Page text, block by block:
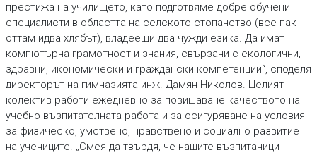
престижа на училището, като подготвяме добре обучени
специалисти в областта на селското стопанство (все пак
оттам идва хлябът), владеещи два чужди езика. Да имат
компютърна грамотност и знания, свързани с екологични,
здравни, икономически и граждански компетенции“, споделя
директорът на гимназията инж. Дамян Николов. Целият
колектив работи ежедневно за повишаване качеството на
учебно-възпитателната работа и за осигуряване на условия
за физическо, умствено, нравствено и социално развитие
на учениците. „Смея да твърдя, че нашите възпитаници